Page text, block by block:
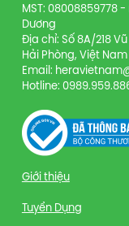
MST: 08008859778
Dương
Địa chỉ: Số 8A/218
Hải Phòng, Việt Nam
Email:
Hotline:
Giới thiệu
Tuyển Dụng